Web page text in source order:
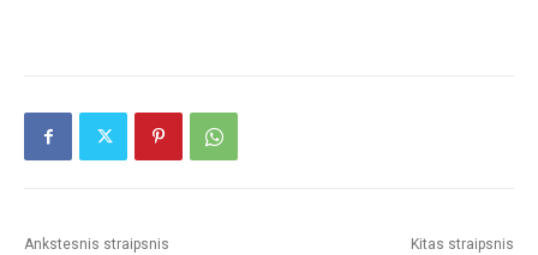
Ankstesnis straipsnis Kitas straipsnis